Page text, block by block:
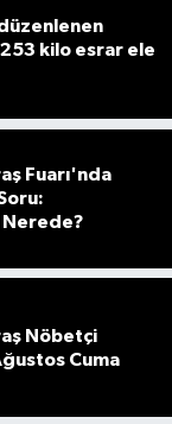
kilo esrar ele
Fuarı'nda
Nöbetçi
Cuma